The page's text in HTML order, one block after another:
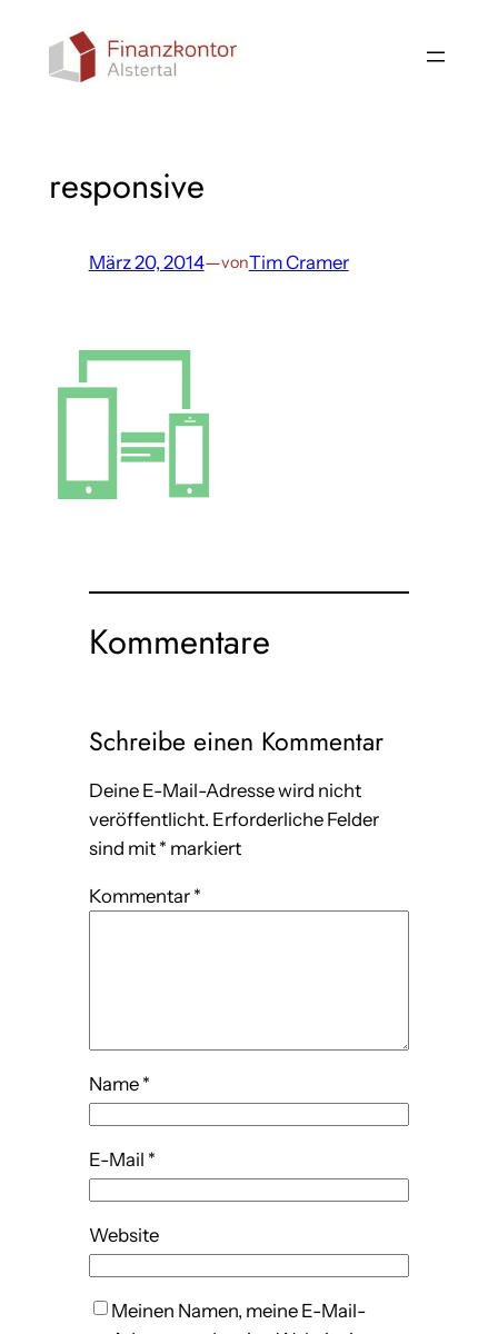
Inhalt
responsive
März 20, 2014—vonTim Cramer
Kommentare
Schreibe einen Kommentar
Deine E-Mail-Adresse wird nicht
veröffentlicht. Erforderliche Felder
sind mit * markiert
Kommentar *
Name *
E-Mail *
Website
Meinen Namen, meine E-Mail-